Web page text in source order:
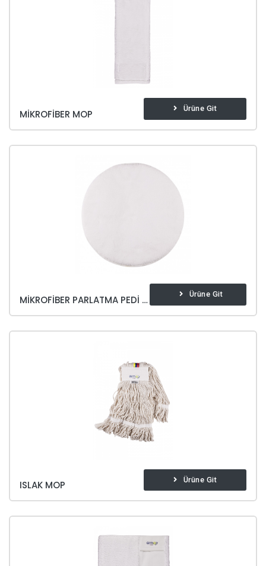
MIKROFIBER MOP Ürüne Git
MIKROFIBER PARLATMA PEDI 43 CM Ürüne Git
ISLAK MOP Ürüne Git